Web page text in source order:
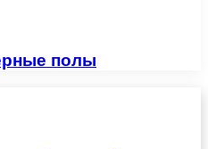
полы